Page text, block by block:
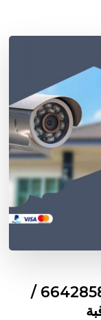
تركيب كاميرات مراقبة كيفان / 66428585 /